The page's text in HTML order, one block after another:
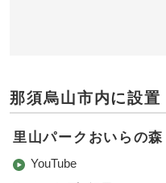
那須烏山市内に設置
里山パークおいらの森
YouTube